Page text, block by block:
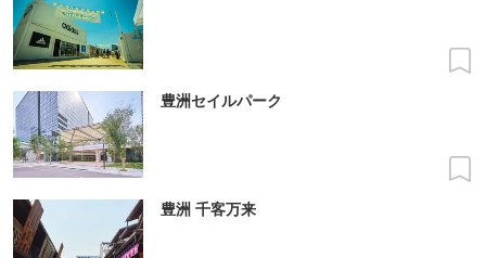
豊洲セイルパーク
豊洲 千客万来